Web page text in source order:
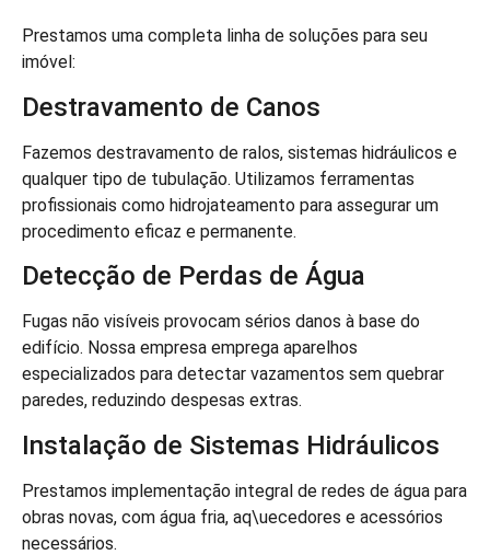
Prestamos uma completa linha de soluções para seu
imóvel:
Destravamento de Canos
Fazemos destravamento de ralos, sistemas hidráulicos e
qualquer tipo de tubulação. Utilizamos ferramentas
profissionais como hidrojateamento para assegurar um
procedimento eficaz e permanente.
Detecção de Perdas de Água
Fugas não visíveis provocam sérios danos à base do
edifício. Nossa empresa emprega aparelhos
especializados para detectar vazamentos sem quebrar
paredes, reduzindo despesas extras.
Instalação de Sistemas Hidráulicos
Prestamos implementação integral de redes de água para
obras novas, com água fria, aq\uecedores e acessórios
necessários.